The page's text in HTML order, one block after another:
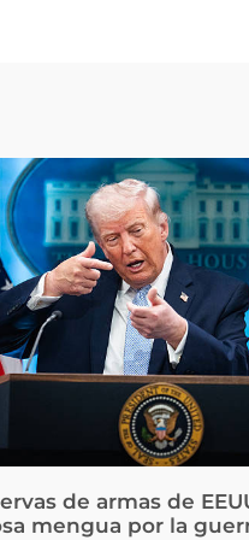
de armas de
mengua por la